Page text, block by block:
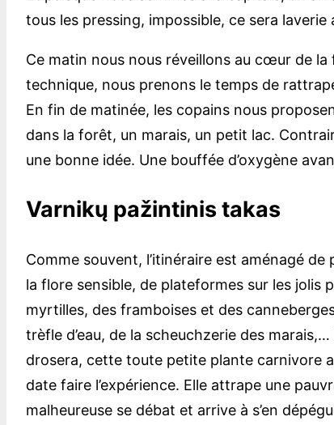
tous les pressing, impossible, ce sera laverie
Ce matin nous nous réveillons au cœur de la
technique, nous prenons le temps de
En fin de matinée, les copains nous
dans la forêt, un marais, un petit lac.
une bonne idée. Une bouffée d’oxygène
Varnikų pažintinis takas
Comme souvent, l’itinéraire est aménagé
la flore sensible, de plateformes sur les jolis
myrtilles, des framboises et des
trèfle d’eau, de la scheuchzerie des
drosera, cette toute petite plante carnivore
date faire l’expérience. Elle attrape une
malheureuse se débat et arrive à s’en